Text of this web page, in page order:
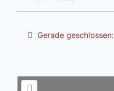
Gerade geschlossen: